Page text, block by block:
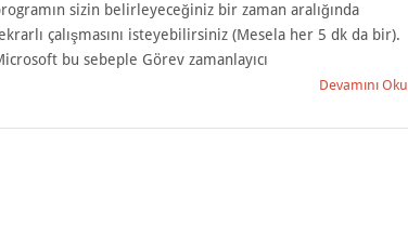
sizin belirleyeceğiniz bir zaman aralığında
çalışmasını isteyebilirsiniz (Mesela her 5 dk da bir).
bu sebeple Görev zamanlayıcı
Devamını Oku